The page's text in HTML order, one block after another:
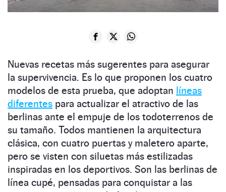
Nuevas recetas más sugerentes para asegurar
la supervivencia. Es lo que proponen los cuatro
modelos de esta prueba, que adoptan líneas
diferentes para actualizar el atractivo de las
berlinas ante el empuje de los todoterrenos de
su tamaño. Todos mantienen la arquitectura
clásica, con cuatro puertas y maletero aparte,
pero se visten con siluetas más estilizadas
inspiradas en los deportivos. Son las berlinas de
línea cupé, pensadas para conquistar a las